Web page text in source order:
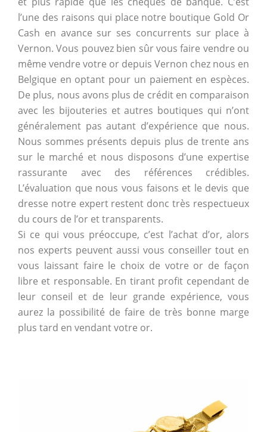
l’une des raisons qui place notre boutique Gold Or
Cash en avance sur ses concurrents sur place à
Vernon. Vous pouvez bien sûr vous faire vendre ou
même vendre votre or depuis Vernon chez nous en
Belgique en optant pour un paiement en espèces.
De plus, nous avons plus de crédit en comparaison
avec les bijouteries et autres boutiques qui n’ont
généralement pas autant d’expérience que nous.
Nous sommes présents depuis plus de trente ans
sur le marché et nous disposons d’une expertise
rassurante avec des références crédibles.
L’évaluation que nous vous faisons et le devis que
dresse notre expert restent donc très respectueux
du cours de l’or et transparents.
Si ce qui vous préoccupe, c’est l’achat d’or, alors
nos experts peuvent aussi vous conseiller tout en
vous laissant faire le choix de votre or de façon
libre et responsable. En tirant profit cependant de
leur conseil et de leur grande expérience, vous
aurez la possibilité de faire de très bonne marge
plus tard en vendant votre or.